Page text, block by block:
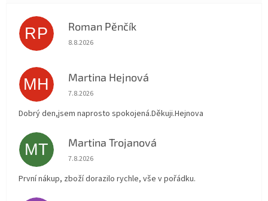
RP Roman Pěnčík
Hodnocení obchodu je 5 z 5 hvězdiček.
8.8.2026
MH Martina Hejnová
Hodnocení obchodu je 5 z 5 hvězdiček.
7.8.2026
Dobrý den,jsem naprosto spokojená.Děkuji.Hejnova
MT Martina Trojanová
Hodnocení obchodu je 5 z 5 hvězdiček.
7.8.2026
První nákup, zboží dorazilo rychle, vše v pořádku.